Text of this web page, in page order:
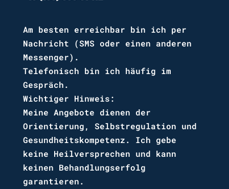
Am besten erreichbar bin ich per
Nachricht (SMS oder einen anderen
Messenger).
Telefonisch bin ich häufig im
Gespräch.
Wichtiger Hinweis:
Meine Angebote dienen der
Orientierung, Selbstregulation und
Gesundheitskompetenz. Ich gebe
keine Heilversprechen und kann
keinen Behandlungserfolg
garantieren.